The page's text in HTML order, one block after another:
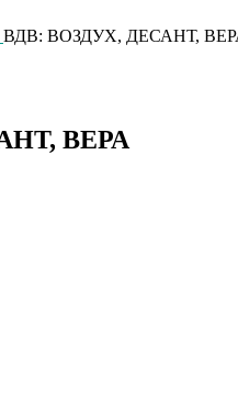
ВДВ: ВОЗДУХ, ДЕСАНТ,
ВЕРА